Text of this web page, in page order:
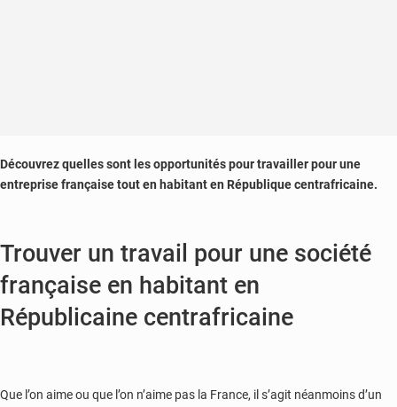
Découvrez quelles sont les opportunités pour travailler pour une
entreprise française tout en habitant en République centrafricaine.
Trouver un travail pour une société
française en habitant en
Républicaine centrafricaine
Que l’on aime ou que l’on n’aime pas la France, il s’agit néanmoins d’un